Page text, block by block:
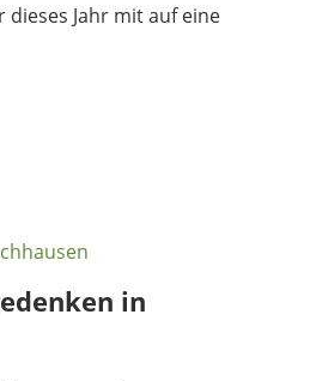
Jahr mit auf eine
in